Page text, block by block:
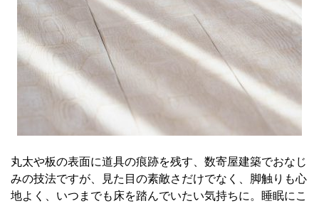
丸太や板の表面に道具の痕跡を残す、数寄屋建築でおなじ
みの技法ですが、見た目の素敵さだけでなく、脚触りも心
地よく、いつまでも床を踏んでいたい気持ちに。睡眠にこ